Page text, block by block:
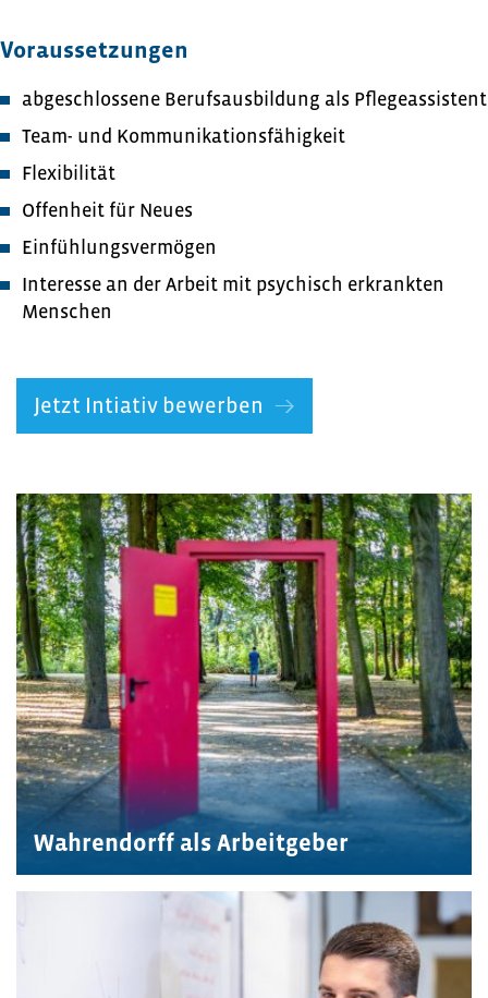
Voraussetzungen
abgeschlossene Berufsausbildung als Pflegeassistent
Team- und Kommunikationsfähigkeit
Flexibilität
Offenheit für Neues
Einfühlungsvermögen
Interesse an der Arbeit mit psychisch erkrankten
Menschen
Jetzt Intiativ bewerben
Wahrendorff als Arbeitgeber